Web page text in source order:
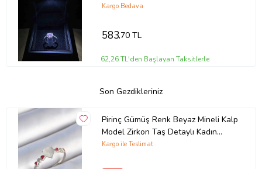
Kargo Bedava
583,70 TL
62,26 TL'den Başlayan Taksitlerle
Son Gezdikleriniz
Pirinç Gümüş Renk Beyaz Mineli Kalp
Model Zirkon Taş Detaylı Kadın
Yüzük - TJ-BYK3459
Kargo ile Teslimat